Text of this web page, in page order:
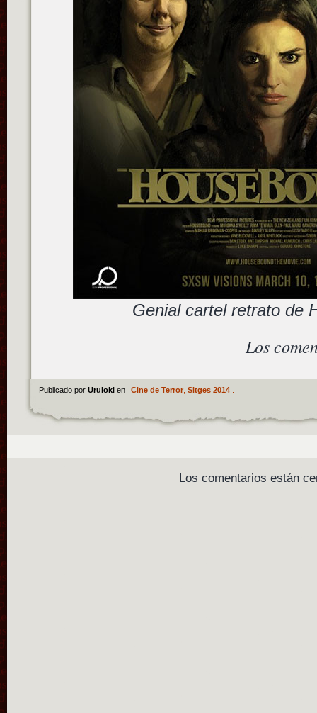
Genial cartel retrato de
Los
Publicado por Uruloki en Cine de Terror, Sitges 2014.
Los comentarios están